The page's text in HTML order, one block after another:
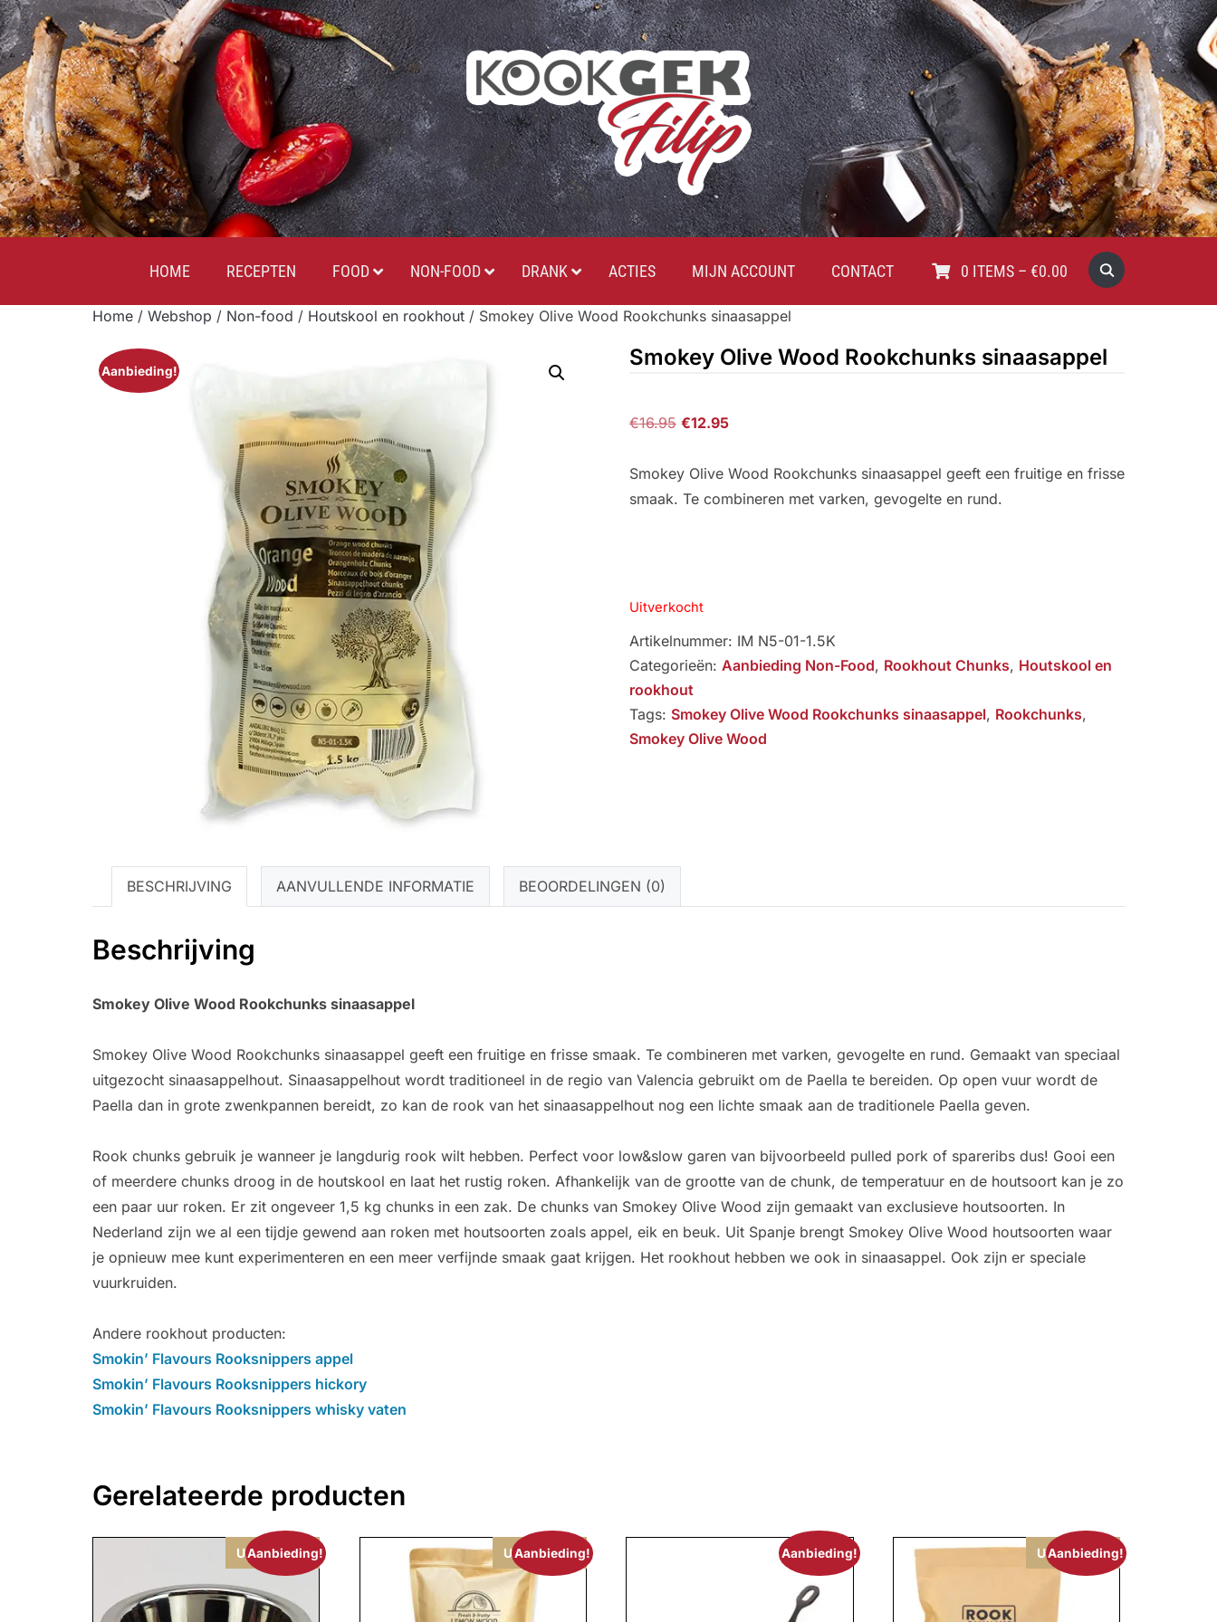
HOME RECEPTEN FOOD NON-FOOD DRANK ACTIES MIJN ACCOUNT CONTACT 0 ITEMS – €0.00
Home / Webshop / Non-food / Houtskool en rookhout / Smokey Olive Wood Rookchunks sinaasappel
Aanbieding!
Smokey Olive Wood Rookchunks sinaasappel
€16.95 Oorspronkelijke
was:
€16.95.
€12.95Huidige
is:
€12.95.
Smokey Olive Wood Rookchunks sinaasappel geeft een fruitige en frisse
smaak. Te combineren met varken, gevogelte en rund.
Uitverkocht
Artikelnummer: IM N5-01-1.5K
Categorieën: Aanbieding Non-Food, Rookhout Chunks, Houtskool en
rookhout
Tags: Smokey Olive Wood Rookchunks sinaasappel, Rookchunks,
Smokey Olive Wood
BESCHRIJVING AANVULLENDE INFORMATIE BEOORDELINGEN (0)
Beschrijving
Smokey Olive Wood Rookchunks sinaasappel
Smokey Olive Wood Rookchunks sinaasappel geeft een fruitige en frisse smaak. Te combineren met varken, gevogelte en rund. Gemaakt van speciaal
uitgezocht sinaasappelhout. Sinaasappelhout wordt traditioneel in de regio van Valencia gebruikt om de Paella te bereiden. Op open vuur wordt de
Paella dan in grote zwenkpannen bereidt, zo kan de rook van het sinaasappelhout nog een lichte smaak aan de traditionele Paella geven.
Rook chunks gebruik je wanneer je langdurig rook wilt hebben. Perfect voor low&slow garen van bijvoorbeeld pulled pork of spareribs dus! Gooi een
of meerdere chunks droog in de houtskool en laat het rustig roken. Afhankelijk van de grootte van de chunk, de temperatuur en de houtsoort kan je zo
een paar uur roken. Er zit ongeveer 1,5 kg chunks in een zak. De chunks van Smokey Olive Wood zijn gemaakt van exclusieve houtsoorten. In
Nederland zijn we al een tijdje gewend aan roken met houtsoorten zoals appel, eik en beuk. Uit Spanje brengt Smokey Olive Wood houtsoorten waar
je opnieuw mee kunt experimenteren en een meer verfijnde smaak gaat krijgen. Het rookhout hebben we ook in sinaasappel. Ook zijn er speciale
vuurkruiden.
Andere rookhout producten:
Smokin’ Flavours Rooksnippers appel
Smokin’ Flavours Rooksnippers hickory
Smokin’ Flavours Rooksnippers whisky vaten
Gerelateerde producten
Aanbieding!
Uitverkocht Aanbieding!
Uitverkocht Aanbieding! Aanbieding!
Uitverkocht